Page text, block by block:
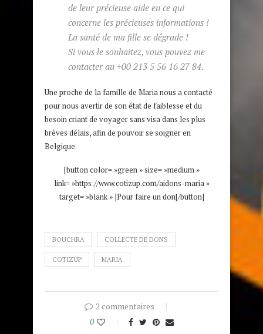
de leur précieuse aide en ce qui
concerne les précieuses informations !
La santé de ma fille se dégrade !
Si vous le souhaitez, vous pouvez me
contacter au +00 213 5 56 16 27 84.
Une proche de la famille de Maria nous a contacté
pour nous avertir de son état de faiblesse et du
besoin criant de voyager sans visa dans les plus
brèves délais, afin de pouvoir se soigner en
Belgique.
[button color= »green » size= »medium »
link= »https://www.cotizup.com/aidons-maria »
target= »blank » ]Pour faire un don[/button]
BOUCHRA COLLECTE DE DONS
COTIZUP MARIA
2 commentaires
0